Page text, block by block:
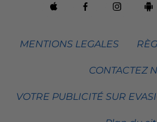
MENTIONS LEGALES
CONTACTEZ
VOTRE PUBLICITÉ SUR